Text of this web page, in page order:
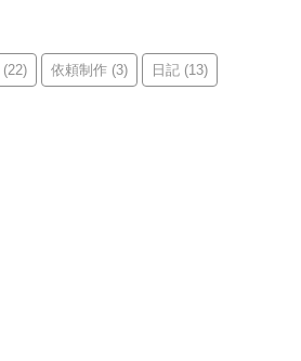
(22) 依頼制作 (3) 日記 (13)